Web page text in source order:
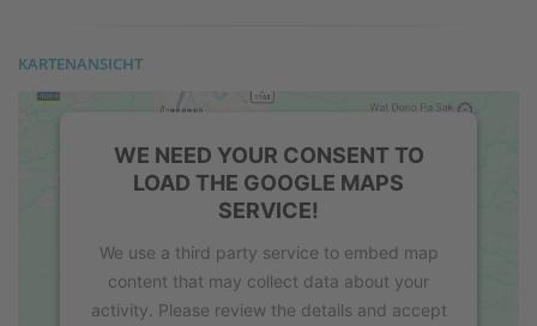
KARTENANSICHT
WE NEED YOUR CONSENT TO
LOAD THE GOOGLE MAPS
SERVICE!
We use a third party service to embed map
content that may collect data about your
activity. Please review the details and accept